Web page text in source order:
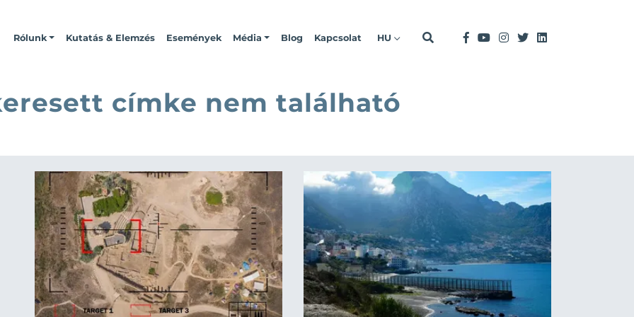
Rólunk Kutatás & Elemzés Események Média Blog Kapcsolat HU
címke nem található